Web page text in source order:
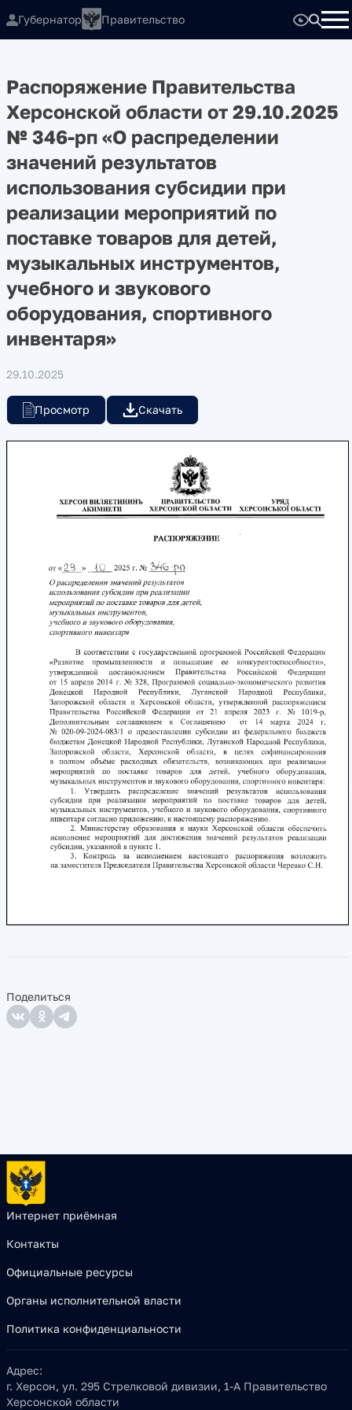
Губернатор Правительство
Распоряжение Правительства
Херсонской области от 29.10.2025
№ 346-рп «О распределении
значений результатов
использования субсидии при
реализации мероприятий по
поставке товаров для детей,
музыкальных инструментов,
учебного и звукового
оборудования, спортивного
инвентаря»
29.10.2025
Просмотр Скачать
Поделиться
Интернет приёмная
Контакты
Официальные ресурсы
Органы исполнительной власти
Политика конфиденциальности
Адрес:
г. Херсон, ул. 295 Стрелковой дивизии, 1-А Правительство
Херсонской области